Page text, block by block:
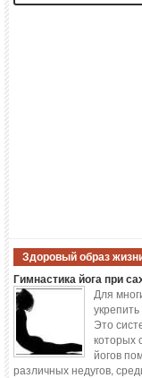
Здоровый образ
Гимнастика йога при
Для
Это
которых
йогов
различных недугов,